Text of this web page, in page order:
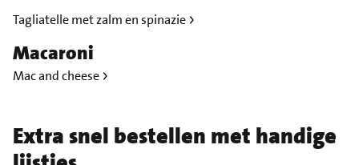
Tagliatelle met zalm en spinazie
Macaroni
Mac and cheese
Extra snel bestellen met handige